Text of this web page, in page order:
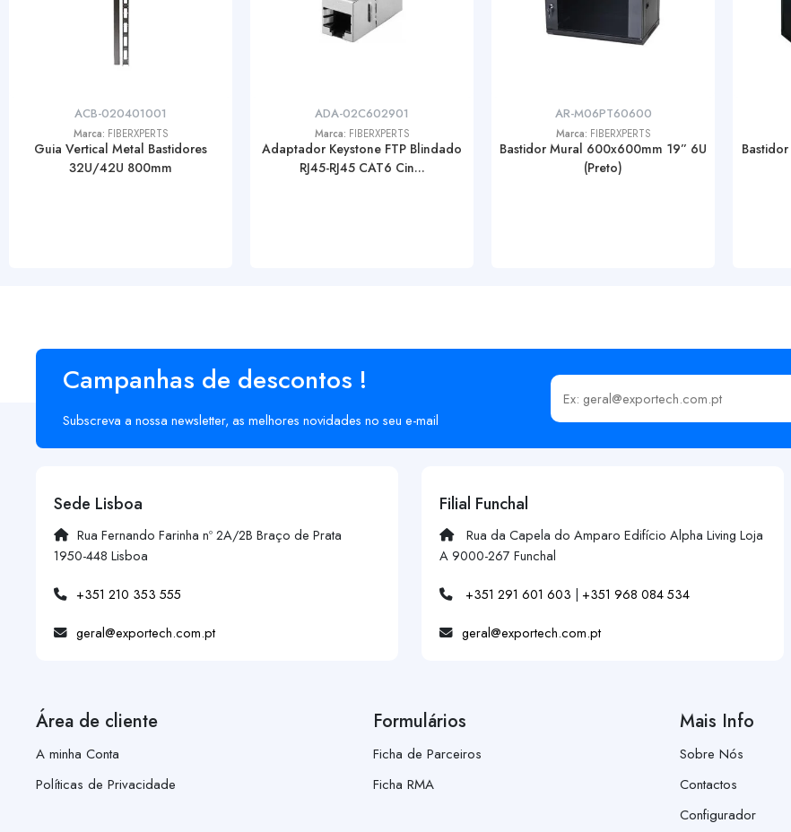
ACB-020401001
Marca: FIBERXPERTS
Guia Vertical Metal Bastidores
32U/42U 800mm
ADA-02C602901
Marca: FIBERXPERTS
Adaptador Keystone FTP Blindado
RJ45-RJ45 CAT6 Cin...
AR-M06PT60600
Marca: FIBERXPERTS
Bastidor Mural 600x600mm 19” 6U
(Preto)
Campanhas de descontos !
Subscreva a nossa newsletter, as melhores novidades no seu e-mail
Insira o seu email
Sede Lisboa
Rua Fernando Farinha nº 2A/2B Braço de Prata
1950-448 Lisboa
+351 210 353 555
geral@exportech.com.pt
Filial Funchal
Rua da Capela do Amparo Edifício Alpha Living Loja
A 9000-267 Funchal
+351 291 601 603 | +351 968 084 534
geral@exportech.com.pt
Área de cliente
A minha Conta
Políticas de Privacidade
Formulários
Ficha de Parceiros
Ficha RMA
Mais Info
Sobre Nós
Contactos
Configurador